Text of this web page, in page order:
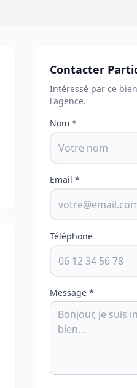
Contacter
Intéressé par ce
l'agence.
Nom *
Email *
Téléphone
Message *